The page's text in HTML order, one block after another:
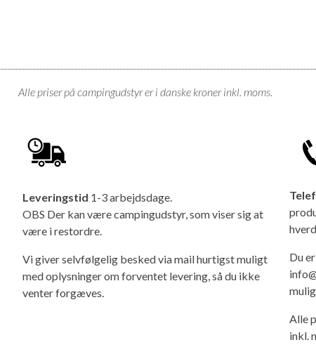
Alle priser på campingudstyr er i danske kroner inkl. moms.
Leveringstid 1-3 arbejdsdage.
OBS Der kan være campingudstyr, som viser sig at
være i restordre.
Vi giver selvfølgelig besked via mail hurtigst muligt
med oplysninger om forventet levering, så du ikke
venter forgæves.
Du
Alle
inkl.